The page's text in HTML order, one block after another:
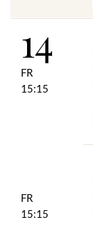
14
FR
15:15
FR
15:15